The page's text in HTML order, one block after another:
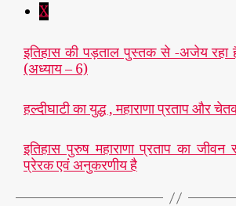
X
इतिहास की पड़ताल पुस्तक से -अजेय
(अध्याय – 6)
हल्दीघाटी का युद्ध , महाराणा प्रताप और
इतिहास पुरुष महाराणा प्रताप का जीवन
प्रेरक एवं अनुकरणीय है